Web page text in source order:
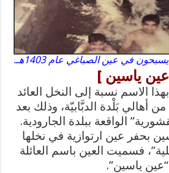
في عين الصباغي عام 1403هـ.
ياسين ]
الاسم نسبة إلى النخل العائد
أهالي بَلْدة الدبَّابيّة، وذلك بعد
الواقعة ببلدة الجارودية.
بحفر عين ارتوازية في نخلها
فسميت العين باسم العائلة
“عين ياسين”.